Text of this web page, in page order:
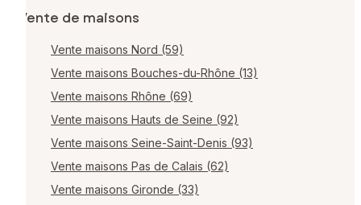
Vente de maisons
Vente maisons Nord (59)
Vente maisons Bouches-du-Rhône (13)
Vente maisons Rhône (69)
Vente maisons Hauts de Seine (92)
Vente maisons Seine-Saint-Denis (93)
Vente maisons Pas de Calais (62)
Vente maisons Gironde (33)